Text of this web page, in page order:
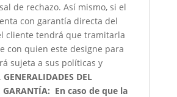
de rechazo. Así mismo, si el
con garantía directa del
cliente tendrá que tramitarla
con quien este designe para
sujeta a sus políticas y
GENERALIDADES DEL
GARANTÍA: En caso de que la